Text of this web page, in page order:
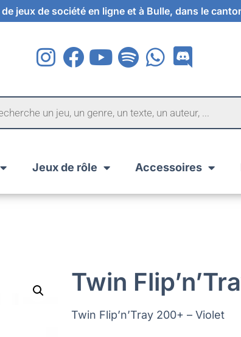
jeux de société en ligne et à Bulle, dans le
Jeux de rôle Accessoires
Twin
Twin Flip’n’Tray 200+ – Violet